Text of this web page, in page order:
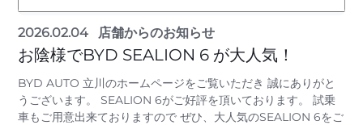
2026.02.04 店舗からのお知らせ
お陰様でBYD SEALION 6 が大人気！
BYD AUTO 立川のホームページをご覧いただき 誠にありがと
うございます。 SEALION 6がご好評を頂いております。 試乗
車もご用意出来ておりますので ぜひ、大人気のSEALION 6をご